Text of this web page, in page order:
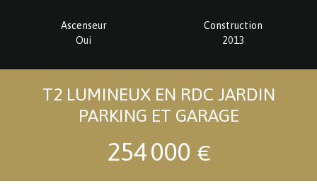
Ascenseur
Oui
Construction
2013
T2 LUMINEUX EN RDC JARDIN
PARKING ET GARAGE
254 000 €